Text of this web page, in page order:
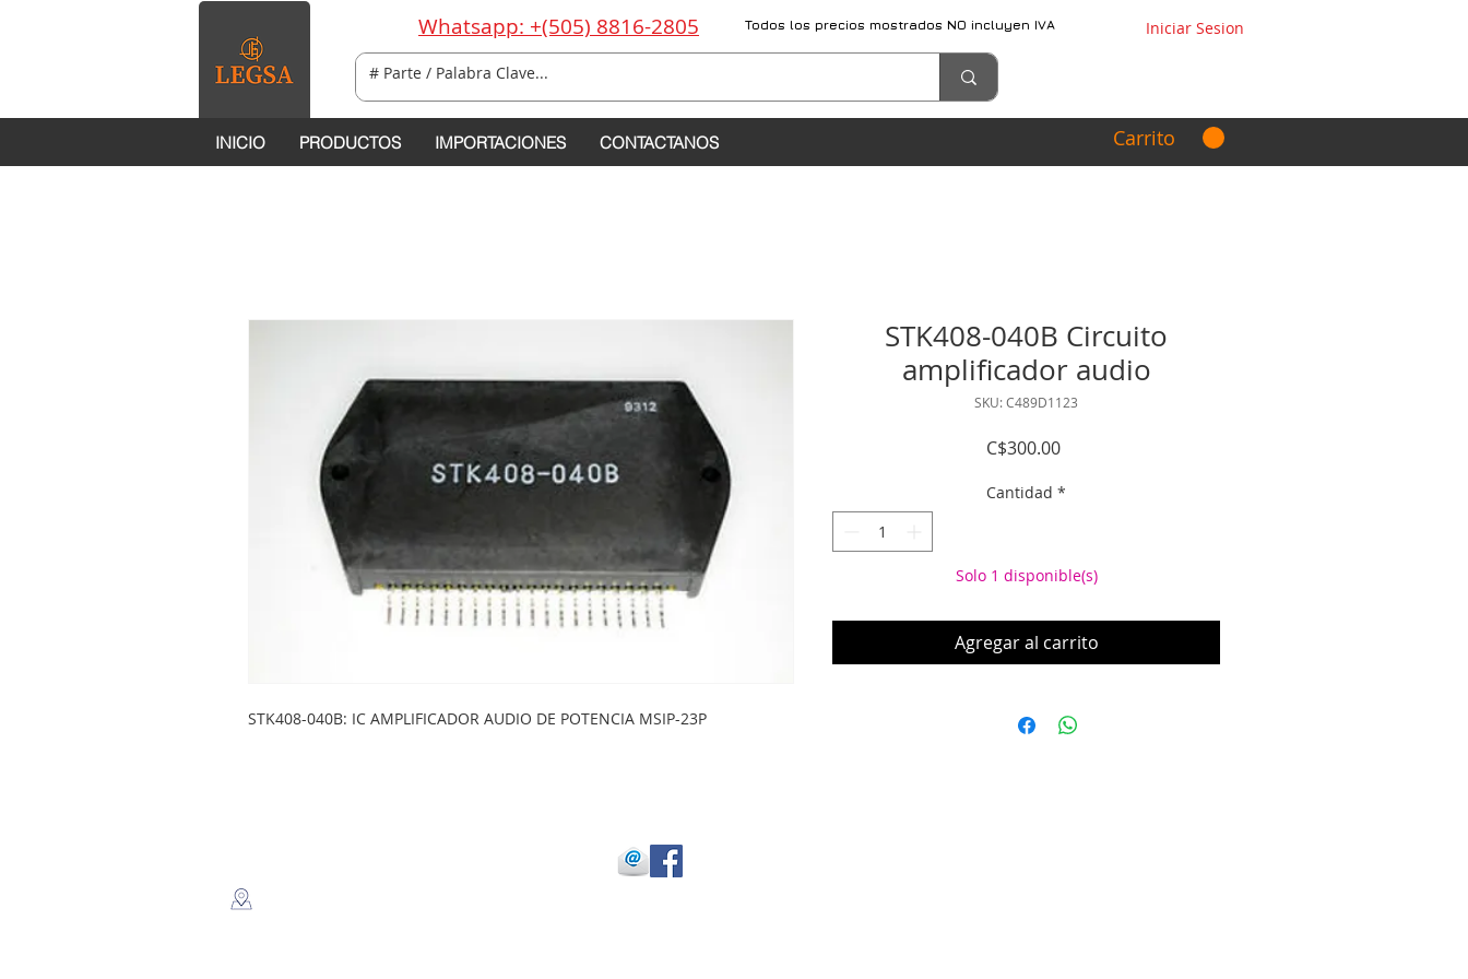
Whatsapp: +(505) 8816-2805 Todos los precios mostrados NO incluyen IVA Iniciar Sesion
INICIO PRODUCTOS IMPORTACIONES CONTACTANOS Carrito
STK408-040B: IC AMPLIFICADOR AUDIO DE POTENCIA MSIP-23P
STK408-040B Circuito
amplificador audio
SKU: C489D1123
C$300.00Precio
Cantidad *
Solo 1 disponible(s)
Agregar al carrito